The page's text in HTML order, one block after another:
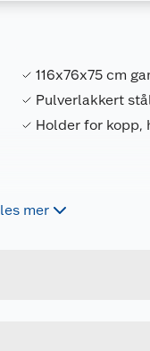
116x76x75 cm
Pulverlakkert
Holder for kopp,
les merForpakningsmål